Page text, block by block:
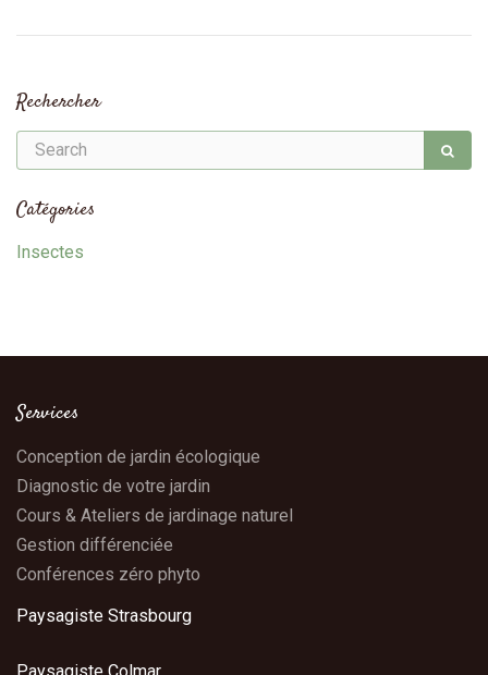
Rechercher
Catégories
Insectes
Services
Conception de jardin écologique
Diagnostic de votre jardin
Cours & Ateliers de jardinage naturel
Gestion différenciée
Conférences zéro phyto
Paysagiste Strasbourg